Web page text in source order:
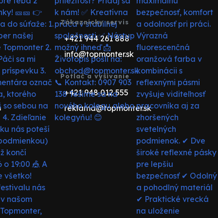
Zákaznícky servis
+421 944 261 888
info@topmonter.sk
Potlač a vyšívanie
+421 948 012 555
reklama@topmonter.sk